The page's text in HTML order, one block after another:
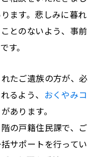
ます。悲しみに暮れ
とのないよう、事前
です。
たご遺族の方が、必
るよう、 おくやみコ
があります。
の戸籍住民課で、ご
サポートを行ってい